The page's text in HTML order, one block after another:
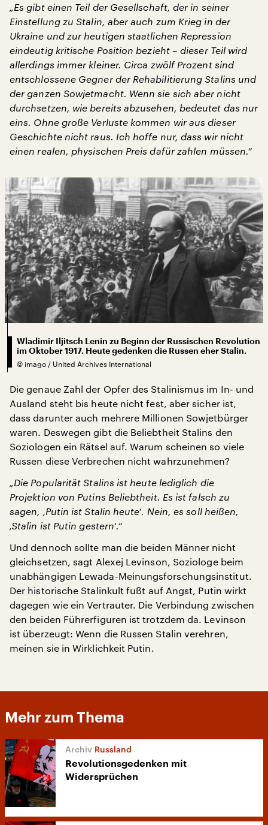
„Es gibt einen Teil der Gesellschaft, der in seiner
Einstellung zu Stalin, aber auch zum Krieg in der
Ukraine und zur heutigen staatlichen Repression
eindeutig kritische Position bezieht – dieser Teil wird
allerdings immer kleiner. Circa zwölf Prozent sind
entschlossene Gegner der Rehabilitierung Stalins und
der ganzen Sowjetmacht. Wenn sie sich aber nicht
durchsetzen, wie bereits abzusehen, bedeutet das nur
eins. Ohne große Verluste kommen wir aus dieser
Geschichte nicht raus. Ich hoffe nur, dass wir nicht
einen realen, physischen Preis dafür zahlen müssen.“
Wladimir Iljitsch Lenin zu Beginn der Russischen Revolution
im Oktober 1917. Heute gedenken die Russen eher Stalin.
© imago / United Archives International
Die genaue Zahl der Opfer des Stalinismus im In- und
Ausland steht bis heute nicht fest, aber sicher ist,
dass darunter auch mehrere Millionen Sowjetbürger
waren. Deswegen gibt die Beliebtheit Stalins den
Soziologen ein Rätsel auf. Warum scheinen so viele
Russen diese Verbrechen nicht wahrzunehmen?
„Die Popularität Stalins ist heute lediglich die
Projektion von Putins Beliebtheit. Es ist falsch zu
sagen, ‚Putin ist Stalin heute‘. Nein, es soll heißen,
‚Stalin ist Putin gestern‘.“
Und dennoch sollte man die beiden Männer nicht
gleichsetzen, sagt Alexej Levinson, Soziologe beim
unabhängigen Lewada-Meinungsforschungsinstitut.
Der historische Stalinkult fußt auf Angst, Putin wirkt
dagegen wie ein Vertrauter. Die Verbindung zwischen
den beiden Führerfiguren ist trotzdem da. Levinson
ist überzeugt: Wenn die Russen Stalin verehren,
meinen sie in Wirklichkeit Putin.
Mehr zum Thema
Russland
Revolutionsgedenken mit
Widersprüchen